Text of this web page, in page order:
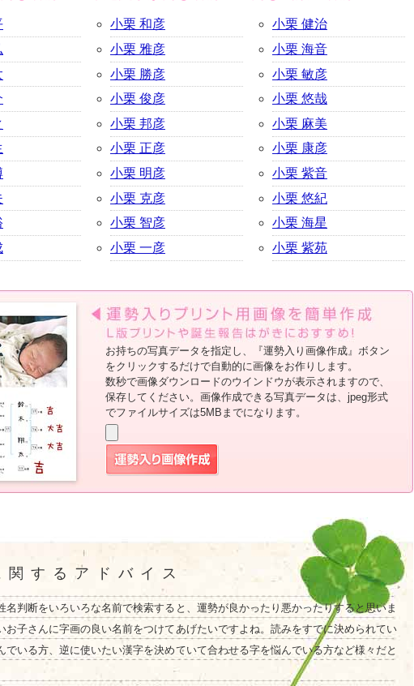
小栗 和彦
小栗 雅彦
小栗 勝彦
小栗 俊彦
小栗 邦彦
小栗 正彦
小栗 明彦
小栗 克彦
小栗 智彦
小栗 一彦
小栗 健治
小栗 海音
小栗 敏彦
小栗 悠哉
小栗 麻美
小栗 康彦
小栗 紫音
小栗 悠紀
小栗 海星
小栗 紫苑
お持ちの写真データを指定し、『運勢入り画像作成』ボタン
をクリックするだけで自動的に画像をお作りします。
数秒で画像ダウンロードのウインドウが表示されますので、
保存してください。画像作成できる写真データは、jpeg形式
でファイルサイズは5MBまでになります。
関するアドバイス
名判断をいろいろな名前で検索すると、運勢が良かったり悪かったりすると思いま
お子さんに字画の良い名前をつけてあげたいですよね。読みをすでに決められてい
でいる方、逆に使いたい漢字を決めていて合わせる字を悩んでいる方など様々だと